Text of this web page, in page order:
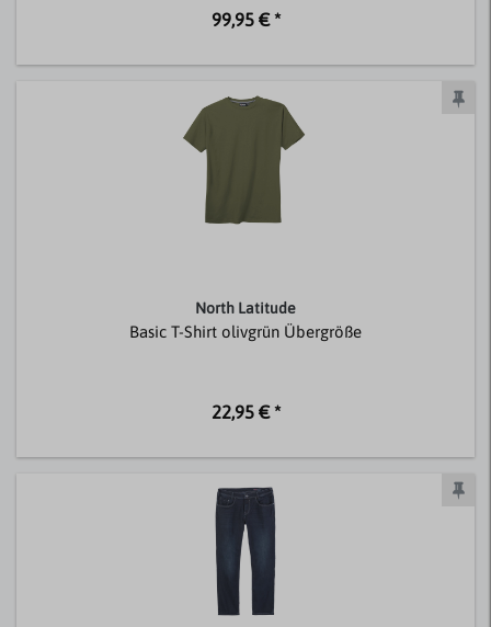
99,95 € *
North Latitude
Basic T-Shirt olivgrün Übergröße
22,95 € *